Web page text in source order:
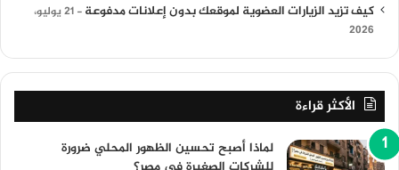
كيف تزيد الزيارات العضوية لموقعك بدون إعلانات مدفوعة
21 يوليو،
2026
الأكثر قراءة
لماذا أصبح تحسين الظهور المحلي ضرورة